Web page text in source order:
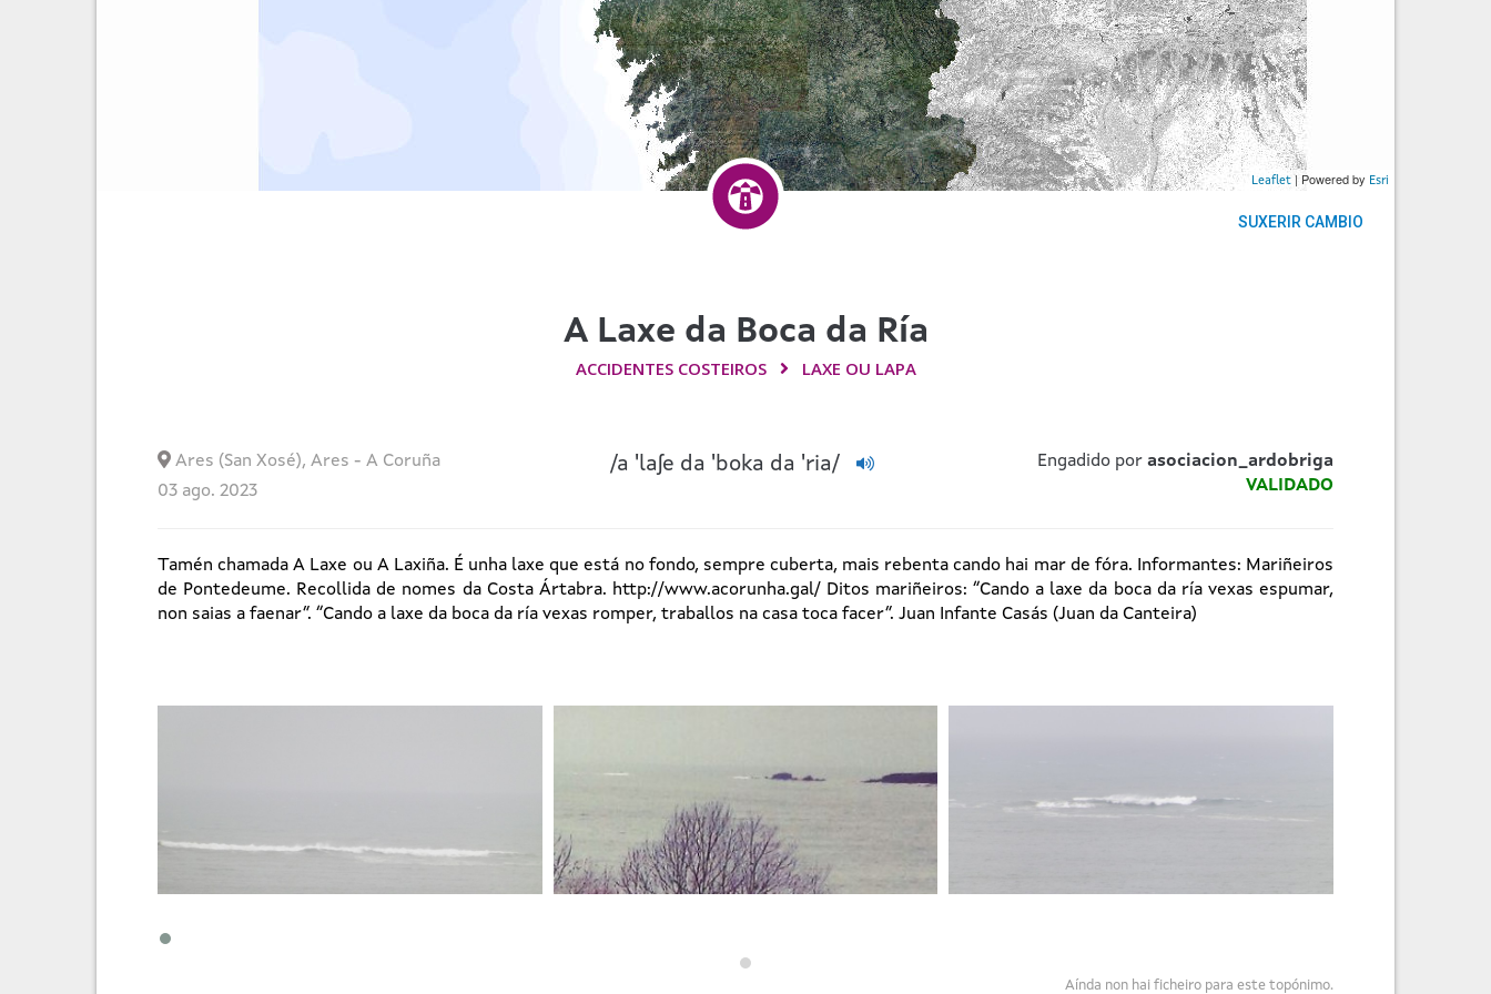
Leaflet| Powered by Esri
SUXERIR CAMBIO
A Laxe da Boca da Ría
ACCIDENTES COSTEIROS LAXE OU LAPA
Ares (San Xosé), Ares - A Coruña
03 ago. 2023
/a 'laʃe da 'boka da 'ria/ Engadido por asociacion_ardobriga
VALIDADO
Tamén chamada A Laxe ou A Laxiña. É unha laxe que está no fondo, sempre cuberta, mais rebenta cando hai mar de fóra. Informantes: Mariñeiros
de Pontedeume. Recollida de nomes da Costa Ártabra. http://www.acorunha.gal/ Ditos mariñeiros: “Cando a laxe da boca da ría vexas espumar,
non saias a faenar”. “Cando a laxe da boca da ría vexas romper, traballos na casa toca facer”. Juan Infante Casás (Juan da Canteira)
Aínda non hai ficheiro para este topónimo.